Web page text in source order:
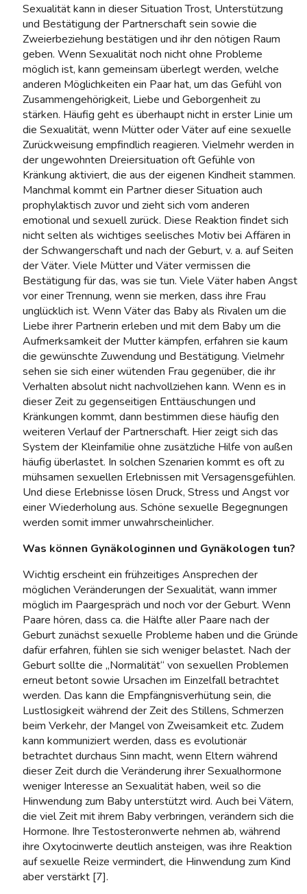
Sexualität kann in dieser Situation Trost, Unterstützung
und Bestätigung der Partnerschaft sein sowie die
Zweierbeziehung bestätigen und ihr den nötigen Raum
geben. Wenn Sexualität noch nicht ohne Probleme
möglich ist, kann gemeinsam überlegt werden, welche
anderen Möglichkeiten ein Paar hat, um das Gefühl von
Zusammengehörigkeit, Liebe und Geborgenheit zu
stärken. Häufig geht es überhaupt nicht in erster Linie um
die Sexualität, wenn Mütter oder Väter auf eine sexuelle
Zurückweisung empfindlich reagieren. Vielmehr werden in
der ungewohnten Dreiersituation oft Gefühle von
Kränkung aktiviert, die aus der eigenen Kindheit stammen.
Manchmal kommt ein Partner dieser Situation auch
prophylaktisch zuvor und zieht sich vom anderen
emotional und sexuell zurück. Diese Reaktion findet sich
nicht selten als wichtiges seelisches Motiv bei Affären in
der Schwangerschaft und nach der Geburt, v. a. auf Seiten
der Väter. Viele Mütter und Väter vermissen die
Bestätigung für das, was sie tun. Viele Väter haben Angst
vor einer Trennung, wenn sie merken, dass ihre Frau
unglücklich ist. Wenn Väter das Baby als Rivalen um die
Liebe ihrer Partnerin erleben und mit dem Baby um die
Aufmerksamkeit der Mutter kämpfen, erfahren sie kaum
die gewünschte Zuwendung und Bestätigung. Vielmehr
sehen sie sich einer wütenden Frau gegenüber, die ihr
Verhalten absolut nicht nachvollziehen kann. Wenn es in
dieser Zeit zu gegenseitigen Enttäuschungen und
Kränkungen kommt, dann bestimmen diese häufig den
weiteren Verlauf der Partnerschaft. Hier zeigt sich das
System der Kleinfamilie ohne zusätzliche Hilfe von außen
häufig überlastet. In solchen Szenarien kommt es oft zu
mühsamen sexuellen Erlebnissen mit Versagensgefühlen.
Und diese Erlebnisse lösen Druck, Stress und Angst vor
einer Wiederholung aus. Schöne sexuelle Begegnungen
werden somit immer unwahrscheinlicher.
Was können Gynäkologinnen und Gynäkologen tun?
Wichtig erscheint ein frühzeitiges Ansprechen der
möglichen Veränderungen der Sexualität, wann immer
möglich im Paargespräch und noch vor der Geburt. Wenn
Paare hören, dass ca. die Hälfte aller Paare nach der
Geburt zunächst sexuelle Probleme haben und die Gründe
dafür erfahren, fühlen sie sich weniger belastet. Nach der
Geburt sollte die „Normalität“ von sexuellen Problemen
erneut betont sowie Ursachen im Einzelfall betrachtet
werden. Das kann die Empfängnisverhütung sein, die
Lustlosigkeit während der Zeit des Stillens, Schmerzen
beim Verkehr, der Mangel von Zweisamkeit etc. Zudem
kann kommuniziert werden, dass es evolutionär
betrachtet durchaus Sinn macht, wenn Eltern während
dieser Zeit durch die Veränderung ihrer Sexualhormone
weniger Interesse an Sexualität haben, weil so die
Hinwendung zum Baby unterstützt wird. Auch bei Vätern,
die viel Zeit mit ihrem Baby verbringen, verändern sich die
Hormone. Ihre Testosteronwerte nehmen ab, während
ihre Oxytocinwerte deutlich ansteigen, was ihre Reaktion
auf sexuelle Reize vermindert, die Hinwendung zum Kind
aber verstärkt [7].